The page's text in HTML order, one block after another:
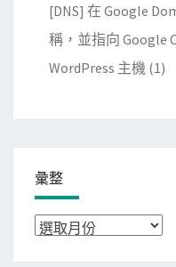
[DNS] 在 Google
稱，並指向 Google
WordPress 主機 (1)
彙整
彙